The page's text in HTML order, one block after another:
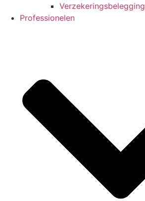
Verzekeringsbelegging
Professionelen